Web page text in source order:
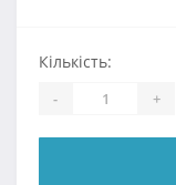
Кількість:
- +